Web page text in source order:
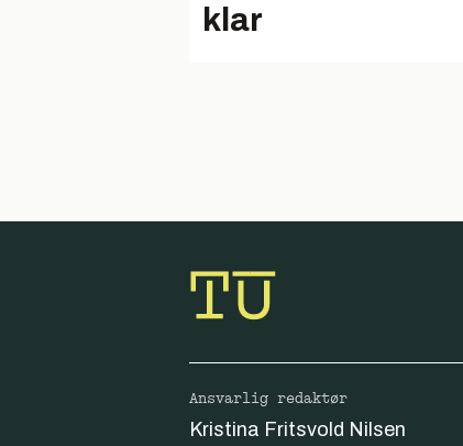
klar
Ansvarlig redaktør
Kristina Fritsvold Nilsen